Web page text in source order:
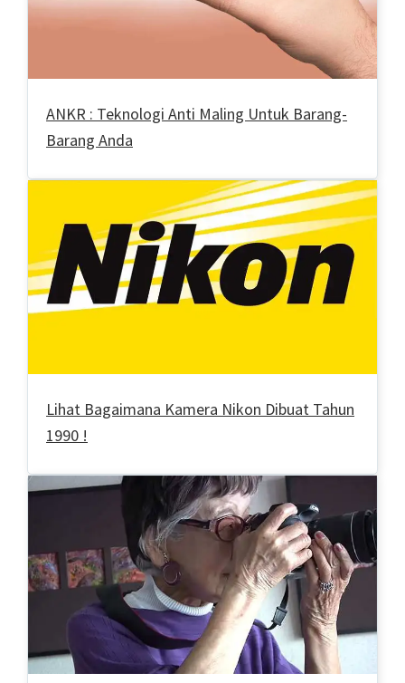
ANKR : Teknologi Anti Maling Untuk Barang-
Barang Anda
Lihat Bagaimana Kamera Nikon Dibuat Tahun
1990 !